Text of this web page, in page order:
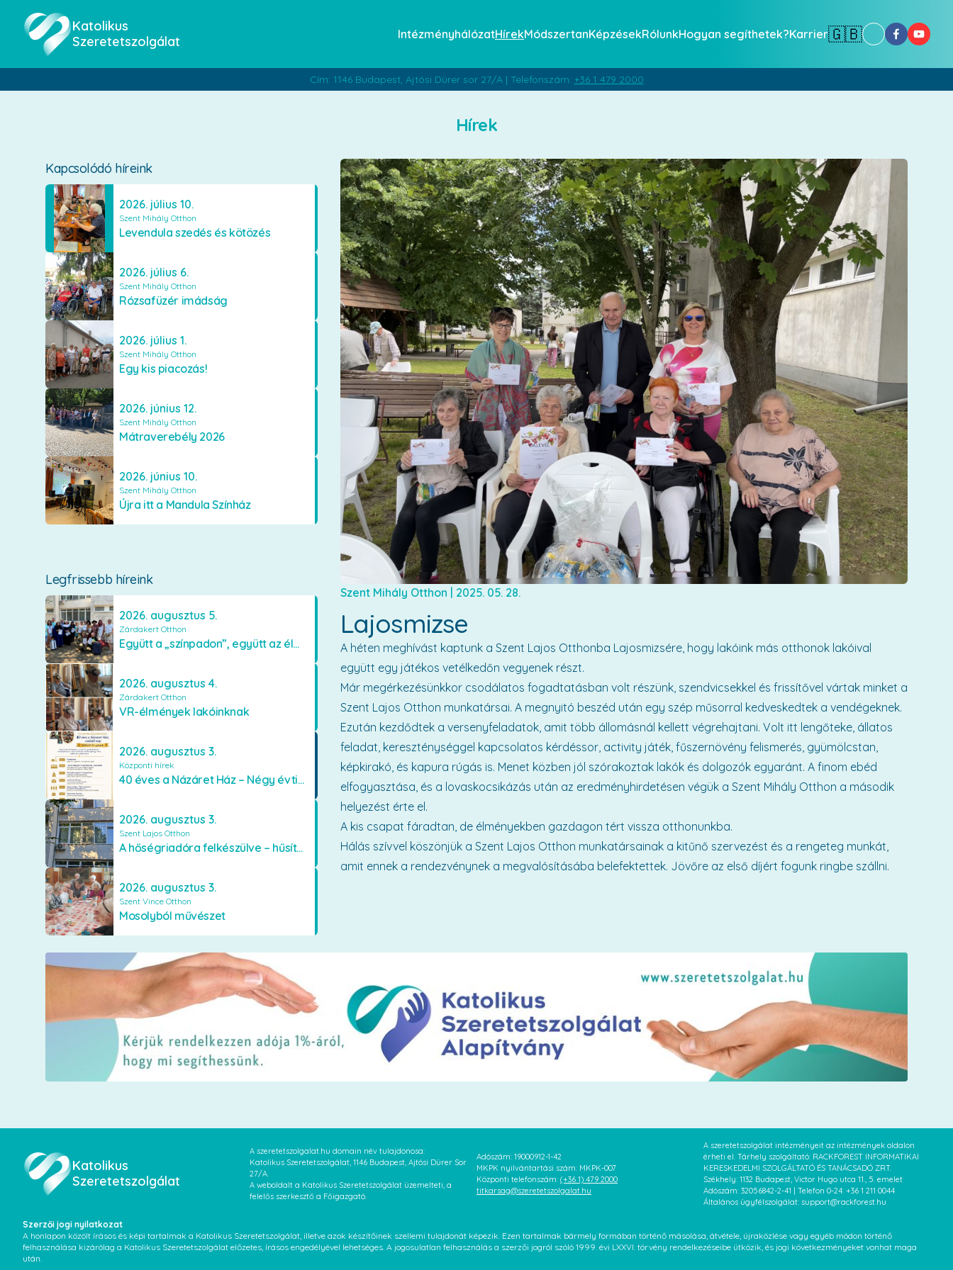
Katolikus
Szeretetszolgálat
IntézményhálózatHírekMódszertanKépzésekRólunkHogyan segíthetek?Karrier🇬🇧
Cím: 1146 Budapest, Ajtósi Dürer sor 27/A | Telefonszám: +36 1 479 2000
Hírek
Kapcsolódó híreink
2026. július 10.
Szent Mihály Otthon
Levendula szedés és kötözés
2026. július 6.
Szent Mihály Otthon
Rózsafüzér imádság
2026. július 1.
Szent Mihály Otthon
Egy kis piacozás!
2026. június 12.
Szent Mihály Otthon
Mátraverebély 2026
2026. június 10.
Szent Mihály Otthon
Újra itt a Mandula Színház
Legfrissebb híreink
2026. augusztus 5.
Zárdakert Otthon
Együtt a „színpadon”, együtt az élményekért 🎭✨
2026. augusztus 4.
Zárdakert Otthon
VR-élmények lakóinknak
2026. augusztus 3.
Központi hírek
40 éves a Názáret Ház – Négy évtized szeretetben és gondoskodásban
2026. augusztus 3.
Szent Lajos Otthon
A hőségriadóra felkészülve – hűsítő fejlesztések a Szent Lajos Otthonban
2026. augusztus 3.
Szent Vince Otthon
Mosolyból művészet
Szent Mihály Otthon | 2025. 05. 28.
Lajosmizse
A héten meghívást kaptunk a Szent Lajos Otthonba Lajosmizsére, hogy lakóink más otthonok lakóival
együtt egy játékos vetélkedőn vegyenek részt.
Már megérkezésünkkor csodálatos fogadtatásban volt részünk, szendvicsekkel és frissítővel vártak minket a
Szent Lajos Otthon munkatársai. A megnyitó beszéd után egy szép műsorral kedveskedtek a vendégeknek.
Ezután kezdődtek a versenyfeladatok, amit több állomásnál kellett végrehajtani. Volt itt lengőteke, állatos
feladat, kereszténységgel kapcsolatos kérdéssor, activity játék, fűszernövény felismerés, gyümölcstan,
képkirakó, és kapura rúgás is. Menet közben jól szórakoztak lakók és dolgozók egyaránt. A finom ebéd
elfogyasztása, és a lovaskocsikázás után az eredményhirdetésen végük a Szent Mihály Otthon a második
helyezést érte el.
A kis csapat fáradtan, de élményekben gazdagon tért vissza otthonunkba.
Hálás szívvel köszönjük a Szent Lajos Otthon munkatársainak a kitűnő szervezést és a rengeteg munkát,
amit ennek a rendezvénynek a megvalósításába belefektettek. Jövőre az első díjért fogunk ringbe szállni.
Katolikus
Szeretetszolgálat
A szeretetszolgalat.hu domain név tulajdonosa:
Katolikus Szeretetszolgálat, 1146 Budapest, Ajtósi Dürer Sor
27/A.
A weboldalt a Katolikus Szeretetszolgálat üzemelteti, a
felelős szerkesztő a Főigazgató.
Adószám: 19000912-1-42
MKPK nyilvántartási szám: MKPK-007
Központi telefonszám: (+36 1) 479 2000
titkarsag@szeretetszolgalat.hu
A szeretetszolgálat intézményeit az intézmények oldalon
érheti el. Tárhely szolgáltató: RACKFOREST INFORMATIKAI
KERESKEDELMI SZOLGÁLTATÓ ÉS TANÁCSADÓ ZRT.
Székhely: 1132 Budapest, Victor Hugo utca 11., 5. emelet
Adószám: 32056842-2-41 | Telefon 0-24: +36 1 211 0044
Általános ügyfélszolgálat: support@rackforest.hu
Szerzői jogi nyilatkozat
A honlapon közölt írásos és képi tartalmak a Katolikus Szeretetszolgálat, illetve azok készítőinek szellemi tulajdonát képezik. Ezen tartalmak bármely formában történő másolása, átvétele, újraközlése vagy egyéb módon történő
felhasználása kizárólag a Katolikus Szeretetszolgálat előzetes, írásos engedélyével lehetséges. A jogosulatlan felhasználás a szerzői jogról szóló 1999. évi LXXVI. törvény rendelkezéseibe ütközik, és jogi következményeket vonhat maga
után.